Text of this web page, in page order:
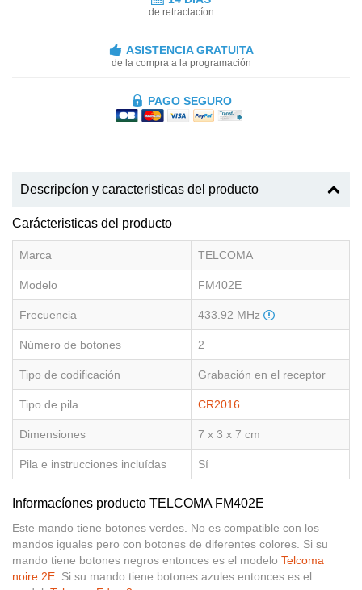
de retractacíon
ASISTENCIA GRATUITA
de la compra a la programación
PAGO SEGURO
Descripcíon y caracteristicas del producto
Carácteristicas del producto
Marca TELCOMA
Modelo FM402E
Frecuencia 433.92 MHz
Número de botones 2
Tipo de codificación Grabación en el receptor
Tipo de pila CR2016
Dimensiones 7 x 3 x 7 cm
Pila e instrucciones incluídas Sí
Informacíones producto TELCOMA FM402E
Este mando tiene botones verdes. No es compatible con los
mandos iguales pero con botones de diferentes colores. Si su
mando tiene botones negros entonces es el modelo Telcoma
noire 2E . Si su mando tiene botones azules entonces es el